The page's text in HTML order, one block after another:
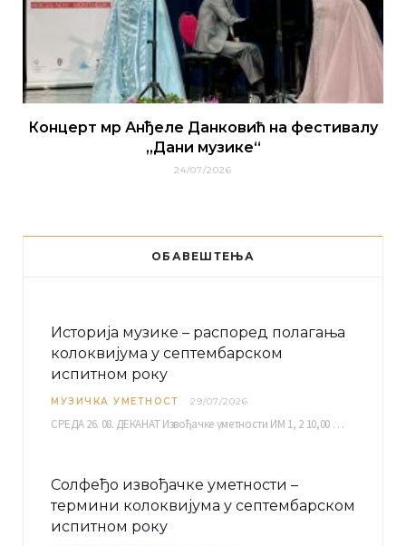
Концерт мр Анђеле Данковић на фестивалу
„Дани музике“
24/07/2026
ОБАВЕШТЕЊА
Историја музике – распоред полагања
колоквијума у септембарском
испитном року
МУЗИЧКА УМЕТНОСТ 29/07/2026
СРЕДА 26. 08. ДЕКАНАТ Извођачке уметности ИМ 1, 2 10,00 ИМ 3, 4 10,30 ИМ…
Солфеђо извођачке уметности –
термини колоквијума у септембарском
испитном року